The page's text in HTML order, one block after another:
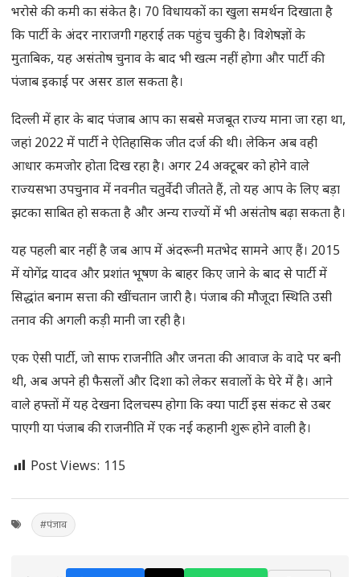
भरोसे की कमी का संकेत है। 70 विधायकों का खुला समर्थन दिखाता है
कि पार्टी के अंदर नाराजगी गहराई तक पहुंच चुकी है। विशेषज्ञों के
मुताबिक, यह असंतोष चुनाव के बाद भी खत्म नहीं होगा और पार्टी की
पंजाब इकाई पर असर डाल सकता है।
दिल्ली में हार के बाद पंजाब आप का सबसे मजबूत राज्य माना जा रहा था,
जहां 2022 में पार्टी ने ऐतिहासिक जीत दर्ज की थी। लेकिन अब वही
आधार कमजोर होता दिख रहा है। अगर 24 अक्टूबर को होने वाले
राज्यसभा उपचुनाव में नवनीत चतुर्वेदी जीतते हैं, तो यह आप के लिए बड़ा
झटका साबित हो सकता है और अन्य राज्यों में भी असंतोष बढ़ा सकता है।
यह पहली बार नहीं है जब आप में अंदरूनी मतभेद सामने आए हैं। 2015
में योगेंद्र यादव और प्रशांत भूषण के बाहर किए जाने के बाद से पार्टी में
सिद्धांत बनाम सत्ता की खींचतान जारी है। पंजाब की मौजूदा स्थिति उसी
तनाव की अगली कड़ी मानी जा रही है।
एक ऐसी पार्टी, जो साफ राजनीति और जनता की आवाज के वादे पर बनी
थी, अब अपने ही फैसलों और दिशा को लेकर सवालों के घेरे में है। आने
वाले हफ्तों में यह देखना दिलचस्प होगा कि क्या पार्टी इस संकट से उबर
पाएगी या पंजाब की राजनीति में एक नई कहानी शुरू होने वाली है।
Post Views: 115
#पंजाब